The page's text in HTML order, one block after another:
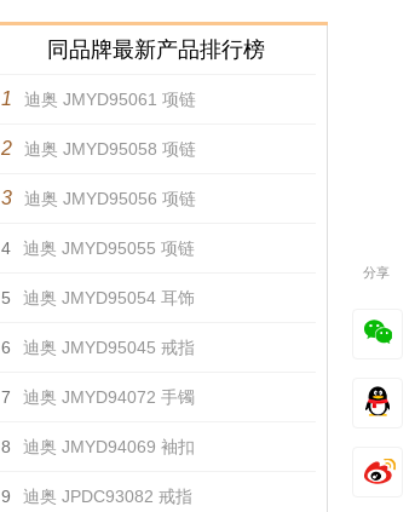
同品牌最新产品排行榜
1 迪奥 JMYD95061 项链
2 迪奥 JMYD95058 项链
3 迪奥 JMYD95056 项链
4 迪奥 JMYD95055 项链
5 迪奥 JMYD95054 耳饰
6 迪奥 JMYD95045 戒指
7 迪奥 JMYD94072 手镯
8 迪奥 JMYD94069 袖扣
9 迪奥 JPDC93082 戒指
分享